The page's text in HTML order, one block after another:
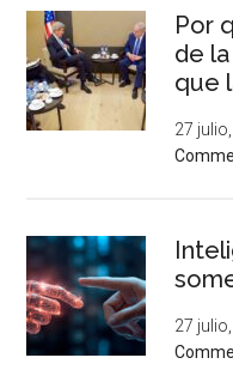
Por
de
que
27
27